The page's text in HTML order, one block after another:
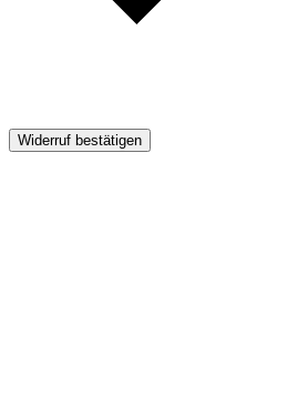
Widerruf bestätigen